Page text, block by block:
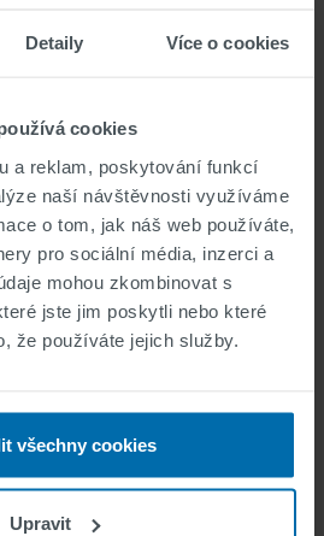
Detaily Více o cookies
cookies
a reklam, poskytování funkcí
naší návštěvnosti využíváme
o tom, jak náš web používáte,
pro sociální média, inzerci a
mohou zkombinovat s
jste jim poskytli nebo které
že používáte jejich služby.
všechny cookies
Upravit
and Schoolyard